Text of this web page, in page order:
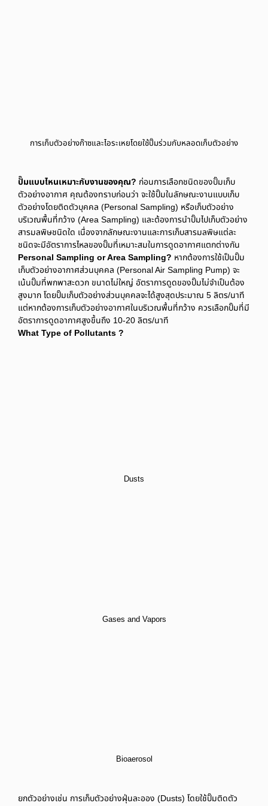
การเก็บตัวอย่างก๊าซและไอระเหยโดยใช้ปั๊มร่วมกับหลอดเก็บตัวอย่าง
ปั๊มแบบไหนเหมาะกับงานของคุณ? ก่อนการเลือกชนิดของปั๊มเก็บ
ตัวอย่างอากาศ คุณต้องทราบก่อนว่า จะใช้ปั๊มในลักษณะงานแบบเก็บ
ตัวอย่างโดยติดตัวบุคคล (Personal Sampling) หรือเก็บตัวอย่าง
บริเวณพื้นที่กว้าง (Area Sampling) และต้องการนำปั๊มไปเก็บตัวอย่าง
สารมลพิษชนิดใด เนื่องจากลักษณะงานและการเก็บสารมลพิษแต่ละ
ชนิดจะมีอัตราการไหลของปั๊มที่เหมาะสมในการดูดอากาศแตกต่างกัน
Personal Sampling or Area Sampling? หากต้องการใช้เป็นปั๊ม
เก็บตัวอย่างอากาศส่วนบุคคล (Personal Air Sampling Pump) จะ
เน้นปั๊มที่พกพาสะดวก ขนาดไม่ใหญ่ อัตราการดูดของปั๊มไม่จำเป็นต้อง
สูงมาก โดยปั๊มเก็บตัวอย่างส่วนบุคคลจะได้สูงสุดประมาณ 5 ลิตร/นาที
แต่หากต้องการเก็บตัวอย่างอากาศในบริเวณพื้นที่กว้าง ควรเลือกปั๊มที่มี
อัตราการดูดอากาศสูงขึ้นถึง 10-20 ลิตร/นาที
What Type of Pollutants ?
Dusts
Gases and Vapors
Bioaerosol
ยกตัวอย่างเช่น การเก็บตัวอย่างฝุ่นละออง (Dusts) โดยใช้ปั๊มติดตัว